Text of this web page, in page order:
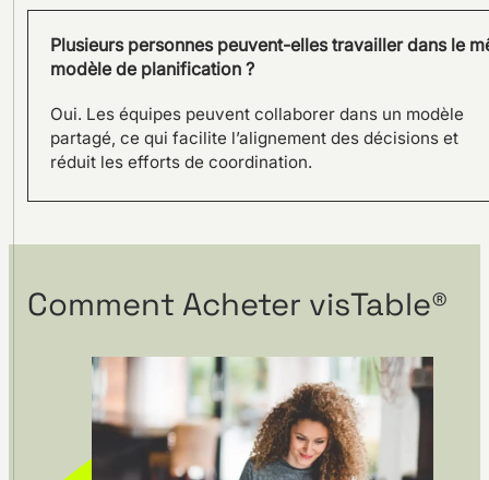
SAMSON AG conçoit l’usine
du futur avec le logiciel
Plusieurs personnes peuvent-elles travailler dans le
modèle de planification ?
Oui. Les équipes peuvent collaborer dans un modèle
partagé, ce qui facilite l’alignement des décisions et
réduit les efforts de coordination.
Comment Acheter visTable®